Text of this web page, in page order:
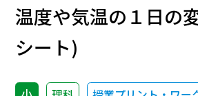
温度や気温の１日の
シート)